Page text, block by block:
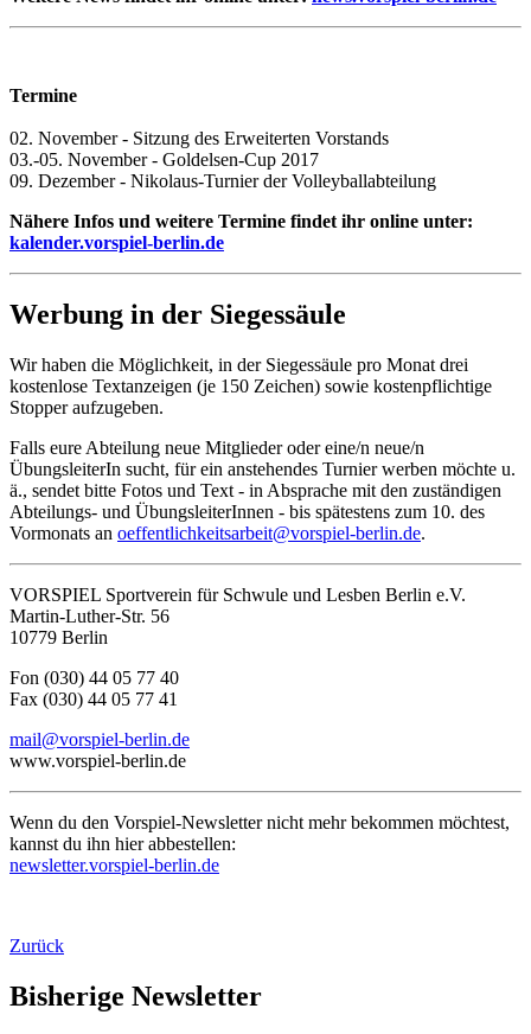
Termine
02. November - Sitzung des Erweiterten Vorstands
03.-05. November - Goldelsen-Cup 2017
09. Dezember - Nikolaus-Turnier der Volleyballabteilung
Nähere Infos und weitere Termine findet ihr online unter:
kalender.vorspiel-berlin.de
Werbung in der Siegessäule
Wir haben die Möglichkeit, in der Siegessäule pro Monat drei
kostenlose Textanzeigen (je 150 Zeichen) sowie kostenpflichtige
Stopper aufzugeben.
Falls eure Abteilung neue Mitglieder oder eine/n neue/n
ÜbungsleiterIn sucht, für ein anstehendes Turnier werben möchte u.
ä., sendet bitte Fotos und Text ‑ in Absprache mit den zuständigen
Abteilungs- und ÜbungsleiterInnen - bis spätestens zum 10. des
Vormonats an oeffentlichkeitsarbeit@vorspiel-berlin.de.
VORSPIEL Sportverein für Schwule und Lesben Berlin e.V.
Martin-Luther-Str. 56
10779 Berlin
Fon (030) 44 05 77 40
Fax (030) 44 05 77 41
mail@vorspiel-berlin.de
www.vorspiel-berlin.de
Wenn du den Vorspiel-Newsletter nicht mehr bekommen möchtest,
kannst du ihn hier abbestellen:
newsletter.vorspiel-berlin.de
Zurück
Bisherige Newsletter